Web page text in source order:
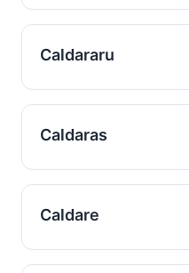
Caldararu
Caldaras
Caldare